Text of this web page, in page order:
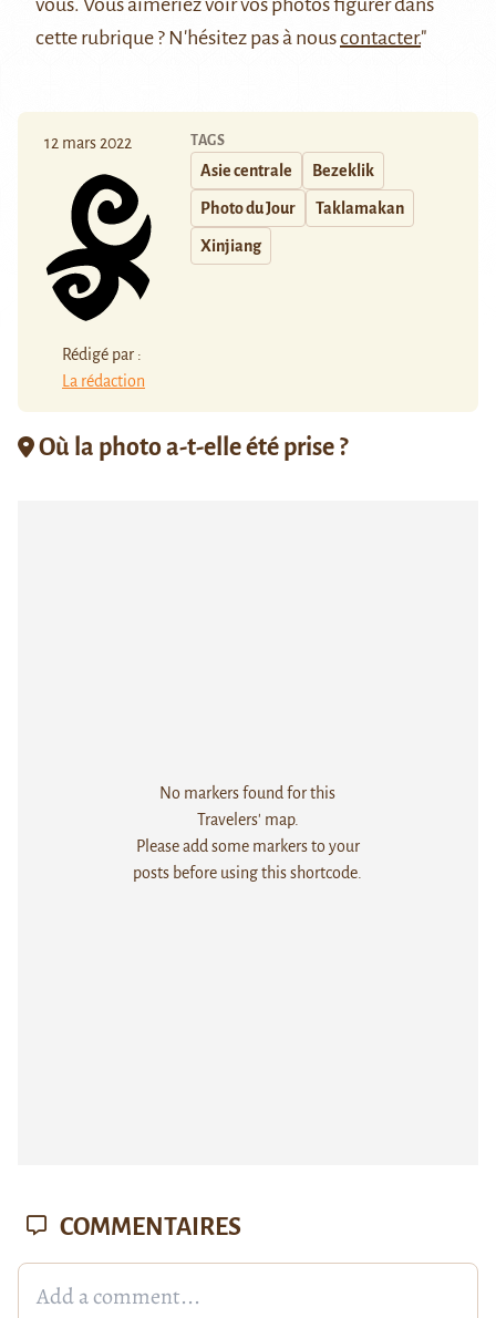
vous. Vous aimeriez voir vos photos figurer dans
cette rubrique ? N'hésitez pas à nouscontacter."
12 mars 2022
Rédigé par :
La rédaction
TAGS
Asie centrale Bezeklik
Photo du Jour Taklamakan
Xinjiang
Où la photo a-t-elle été prise ?
No markers found for this
Travelers' map.
Please add some markers to your
posts before using this shortcode.
COMMENTAIRES